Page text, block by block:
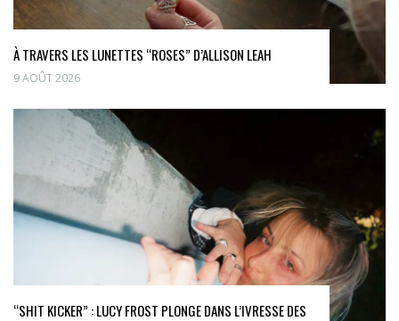
À TRAVERS LES LUNETTES “ROSES” D’ALLISON LEAH
9 AOÛT 2026
“SHIT KICKER” : LUCY FROST PLONGE DANS L’IVRESSE DES